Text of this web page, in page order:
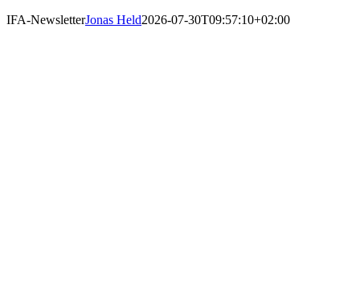
IFA-NewsletterJonas Held2026-07-30T09:57:10+02:00